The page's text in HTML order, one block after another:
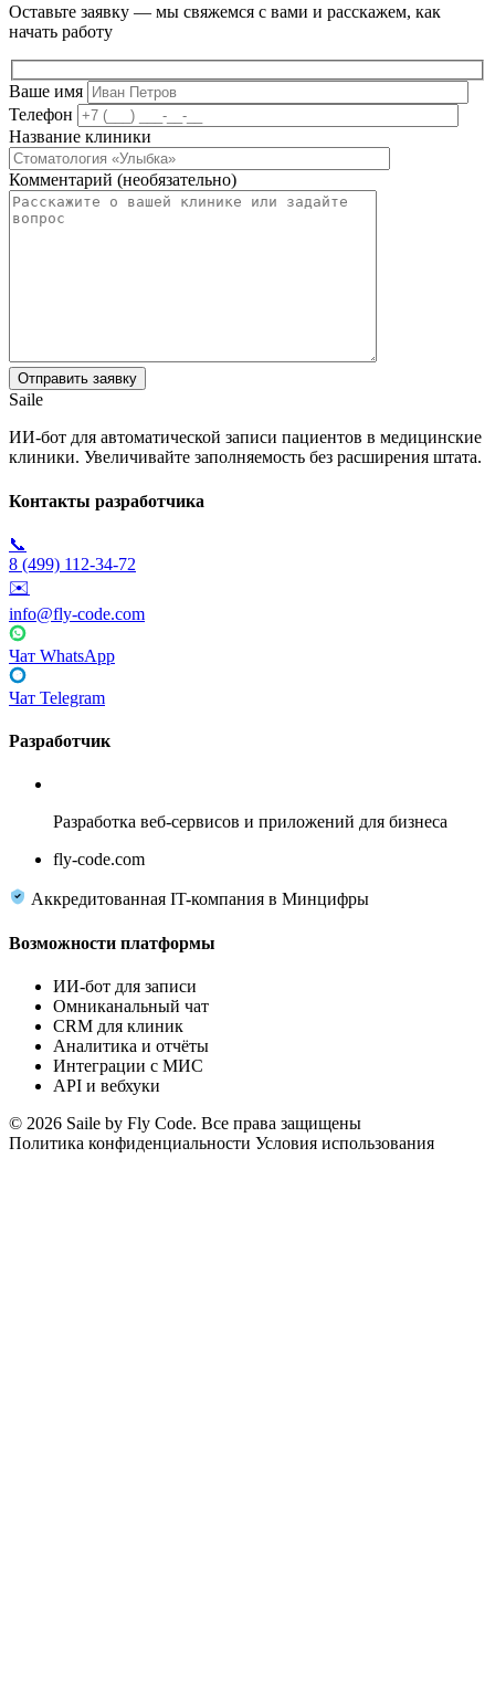
Оставьте заявку — мы свяжемся с вами и расскажем, как
начать работу
Ваше имя
Телефон
Название клиники
Комментарий (необязательно)
Saile
ИИ-бот для автоматической записи пациентов в медицинские
клиники. Увеличивайте заполняемость без расширения штата.
Контакты разработчика
📞
8 (499) 112-34-72
✉️
info@fly-code.com
Чат WhatsApp
Чат Telegram
Разработчик
Разработка веб-сервисов и приложений для бизнеса
fly-code.com
Аккредитованная IT-компания в Минцифры
Возможности платформы
ИИ-бот для записи
Омниканальный чат
CRM для клиник
Аналитика и отчёты
Интеграции с МИС
API и вебхуки
© 2026 Saile by Fly Code. Все права защищены
Политика конфиденциальности Условия использования